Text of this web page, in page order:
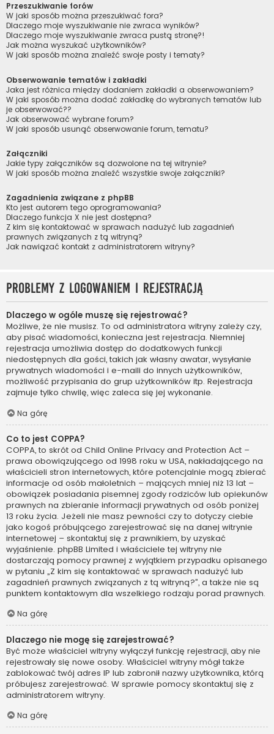
Przeszukiwanie forów
W jaki sposób można przeszukiwać fora?
Dlaczego moje wyszukiwanie nie zwraca wyników?
Dlaczego moje wyszukiwanie zwraca pustą stronę?!
Jak można wyszukać użytkowników?
W jaki sposób można znaleźć swoje posty i tematy?
Obserwowanie tematów i zakładki
Jaka jest różnica między dodaniem zakładki a obserwowaniem?
W jaki sposób można dodać zakładkę do wybranych tematów lub
je obserwować??
Jak obserwować wybrane forum?
W jaki sposób usunąć obserwowanie forum, tematu?
Załączniki
Jakie typy załączników są dozwolone na tej witrynie?
W jaki sposób można znaleźć wszystkie swoje załączniki?
Zagadnienia związane z phpBB
Kto jest autorem tego oprogramowania?
Dlaczego funkcja X nie jest dostępna?
Z kim się kontaktować w sprawach nadużyć lub zagadnień
prawnych związanych z tą witryną?
Jak nawiązać kontakt z administratorem witryny?
Problemy z logowaniem i rejestracją
Dlaczego w ogóle muszę się rejestrować?
Możliwe, że nie musisz. To od administratora witryny zależy czy,
aby pisać wiadomości, konieczna jest rejestracja. Niemniej
rejestracja umożliwia dostęp do dodatkowych funkcji
niedostępnych dla gości, takich jak własny awatar, wysyłanie
prywatnych wiadomości i e-maili do innych użytkowników,
możliwość przypisania do grup użytkowników itp. Rejestracja
zajmuje tylko chwilę, więc zaleca się jej wykonanie.
Na górę
Co to jest COPPA?
COPPA, to skrót od Child Online Privacy and Protection Act –
prawa obowiązującego od 1998 roku w USA, nakładającego na
właścicieli stron internetowych, które potencjalnie mogą zbierać
informacje od osób małoletnich – mających mniej niż 13 lat –
obowiązek posiadania pisemnej zgody rodziców lub opiekunów
prawnych na zbieranie informacji prywatnych od osób poniżej
13 roku życia. Jeżeli nie masz pewności czy to dotyczy ciebie
jako kogoś próbującego zarejestrować się na danej witrynie
internetowej – skontaktuj się z prawnikiem, by uzyskać
wyjaśnienie. phpBB Limited i właściciele tej witryny nie
dostarczają pomocy prawnej z wyjątkiem przypadku opisanego
w pytaniu „Z kim się kontaktować w sprawach nadużyć lub
zagadnień prawnych związanych z tą witryną?”, a także nie są
punktem kontaktowym dla wszelkiego rodzaju porad prawnych.
Na górę
Dlaczego nie mogę się zarejestrować?
Być może właściciel witryny wyłączył funkcję rejestracji, aby nie
rejestrowały się nowe osoby. Właściciel witryny mógł także
zablokować twój adres IP lub zabronił nazwy użytkownika, którą
próbujesz zarejestrować. W sprawie pomocy skontaktuj się z
administratorem witryny.
Na górę